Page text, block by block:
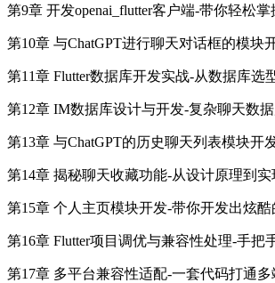
第9章 开发openai_flutter客户端-带你轻松
第10章 与ChatGPT进行聊天对话框的模
第11章 Flutter数据库开发实战-从数据库选
第12章 IM数据库设计与开发-复杂聊天数
第13章 与ChatGPT的历史聊天列表模块
第14章 揭秘聊天收藏功能-从设计原理到
第15章 个人主页模块开发-带你开发出炫
第16章 Flutter项目调优与兼容性处理-手
第17章 多平台兼容性适配-一套代码打通多